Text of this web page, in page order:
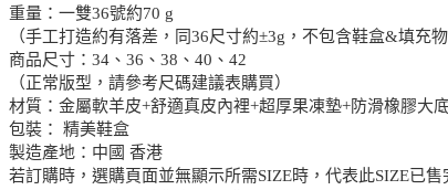
重量：一雙36號約70 g
（手工打造約有落差，同36尺寸約±3g，不包含鞋盒&填充物
商品尺寸：34、36、38、40、42
（正常版型，請參考尺碼建議表購買）
材質：金屬軟羊皮+舒適真皮內裡+超厚果凍墊+防滑橡膠大
包裝： 精美鞋盒
製造產地：中國 香港
若訂購時，選購頁面並無顯示所需SIZE時，代表此SIZE已售